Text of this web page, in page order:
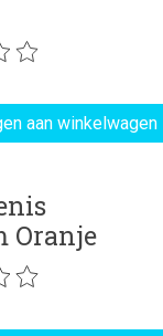
van dit product is
aan winkelwagen
Oranje
van dit product is